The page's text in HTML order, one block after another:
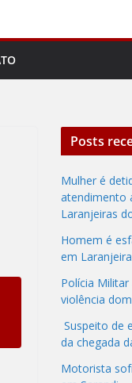
Posts
Mulher é
atendimento
Laranjeiras
Homem é
em
Polícia
violência
Suspeito de
da chegada
Motorista